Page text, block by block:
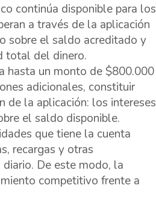
continúa disponible para los
a través de la aplicación
sobre el saldo acreditado y
total del dinero.
hasta un monto de $800.000
adicionales, constituir
de la aplicación: los intereses
el saldo disponible.
que tiene la cuenta
recargas y otras
De este modo, la
competitivo frente a